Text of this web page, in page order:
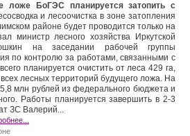
ложе БоГЭС планируется затопить с
и лесоочистка в зоне затопления
районе будет проводится только на
министр лесного хозяйства Иркутской
на заседании рабочей группы
по контролю за работами, связанными с
планируется очистить от леса 429 га,
всех лесных территорий будущего ложа. На
млн рублей из федерального бюджета и
Работы планируется завершить в 2-3
ЗС Валерий...